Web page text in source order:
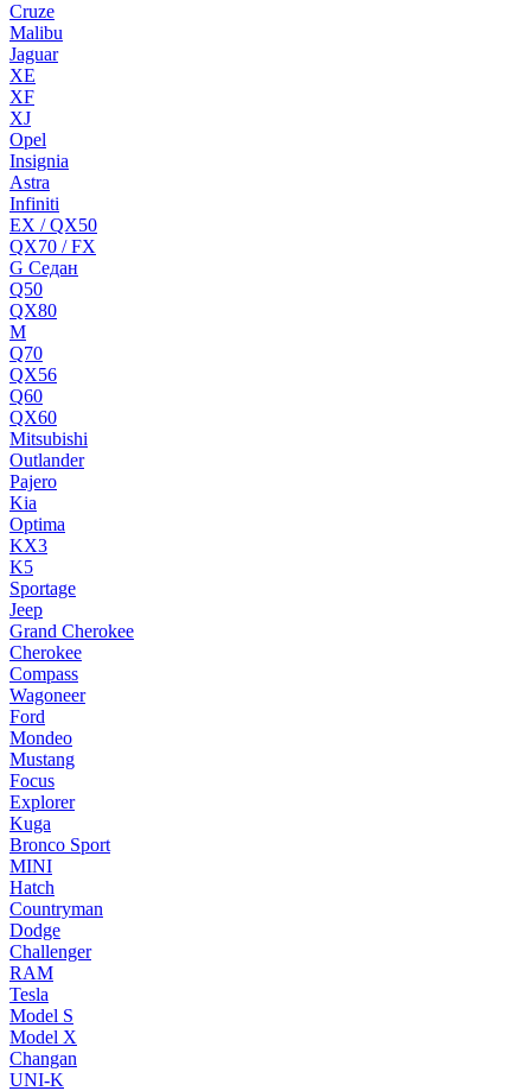
Cruze
Malibu
Jaguar
XE
XF
XJ
Opel
Insignia
Astra
Infiniti
EX / QX50
QX70 / FX
G Cедан
Q50
QX80
M
Q70
QX56
Q60
QX60
Mitsubishi
Outlander
Pajero
Kia
Optima
KX3
K5
Sportage
Jeep
Grand Cherokee
Cherokee
Compass
Wagoneer
Ford
Mondeo
Mustang
Focus
Explorer
Kuga
Bronco Sport
MINI
Hatch
Countryman
Dodge
Challenger
RAM
Tesla
Model S
Model X
Changan
UNI-K